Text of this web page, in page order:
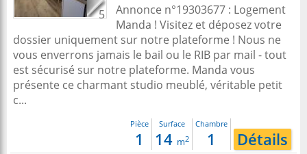
5
Annonce n°19303677 : Logement
Manda ! Visitez et déposez votre
dossier uniquement sur notre plateforme ! Nous ne
vous enverrons jamais le bail ou le RIB par mail - tout
est sécurisé sur notre plateforme. Manda vous
présente ce charmant studio meublé, véritable petit
c...
Pièce
1
Surface
14 m2
Chambre
1 Détails